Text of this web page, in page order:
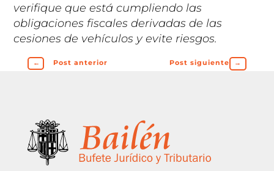
verifique que está cumpliendo las
obligaciones fiscales derivadas de las
cesiones de vehículos y evite riesgos.
← Post anterior Post siguiente →